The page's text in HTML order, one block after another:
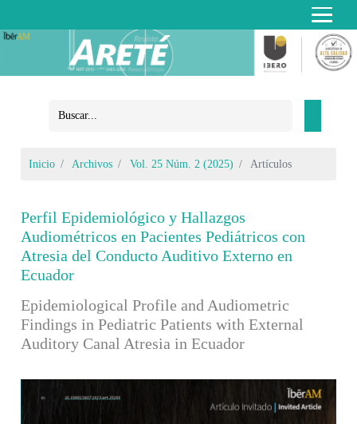
Inicio Archivos Vol. 25 Núm. 2 (2025) Artículos
Perfil Epidemiológico y Hallazgos
Audiométricos en Pacientes Pediátricos con
Atresia del Conducto Auditivo Externo en
Ecuador
Epidemiological Profile and Audiometric
Findings in Pediatric Patients with External
Auditory Canal Atresia in Ecuador
Barra lateral del artículo